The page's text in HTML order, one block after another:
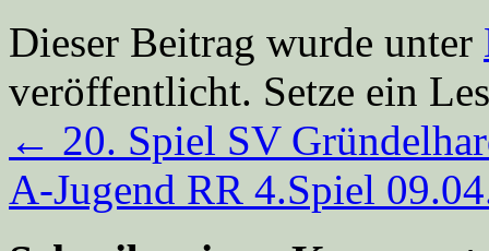
Dieser Beitrag wurde unter
veröffentlicht. Setze ein
← 20. Spiel SV
A-Jugend RR 4.Spiel